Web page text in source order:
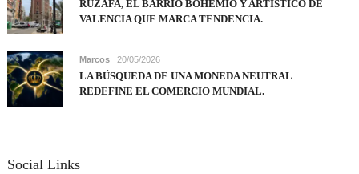
RUZAFA, EL BARRIO BOHEMIO Y ARTÍSTICO DE
VALENCIA QUE MARCA TENDENCIA.
Marcos 20/05/2026
LA BÚSQUEDA DE UNA MONEDA NEUTRAL
REDEFINE EL COMERCIO MUNDIAL.
Social Links